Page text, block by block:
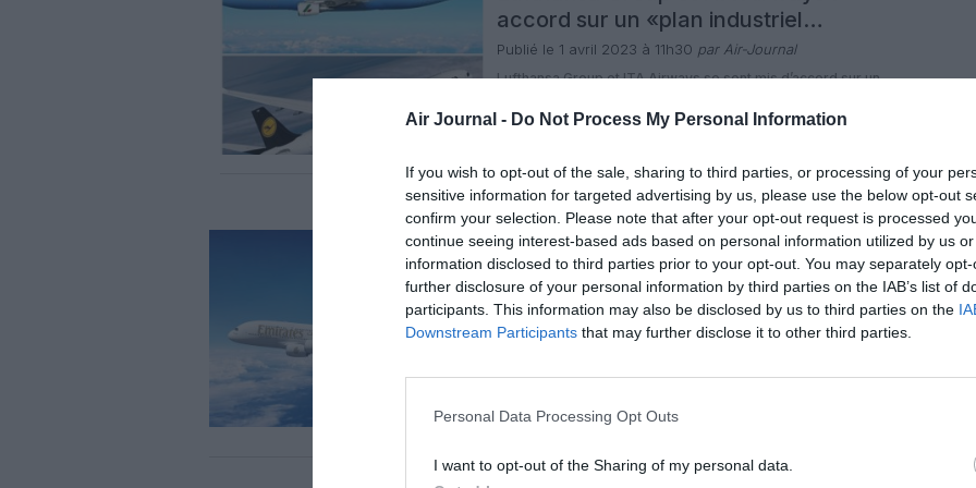
Air Journal - Do Not Process My Personal Information
If you wish to opt-out of the sale, sharing to third parties, or processing of your
sensitive information for targeted advertising by us, please use the below opt-out
confirm your selection. Please note that after your opt-out request is processed
continue seeing interest-based ads based on personal information utilized by us
information disclosed to third parties prior to your opt-out. You may separately
further disclosure of your personal information by third parties on the IAB’s list of
participants. This information may also be disclosed by us to third parties on the
Downstream Participants that may further disclose it to other third parties.
Personal Data Processing Opt Outs
I want to opt-out of the Sharing of my personal data.
accord sur un «plan industriel
commun»
Publié le 1 avril 2023 à 11h30 par Air-Journal
Lufthansa Group et ITA Airways se sont mis d’accord sur un
compagnie aérienne italienne en cas de rachat par le
groupe aérien allemand. «Le plan industriel commun qui
centre d’une rencontre à […]
Insolite Actualité Technologie
Un Airbus A380 acheté pour 29
millions d’euros
Publié le 22 décembre 2022 à 10h00par François
Duclos
annonce avoir reçu 25,3 millions de livres sterling pour la
Airlines à qui elle louait le superjumbo. La société
d’investissement basée à Guernesey a vendu pour 25,3
10 commentaires